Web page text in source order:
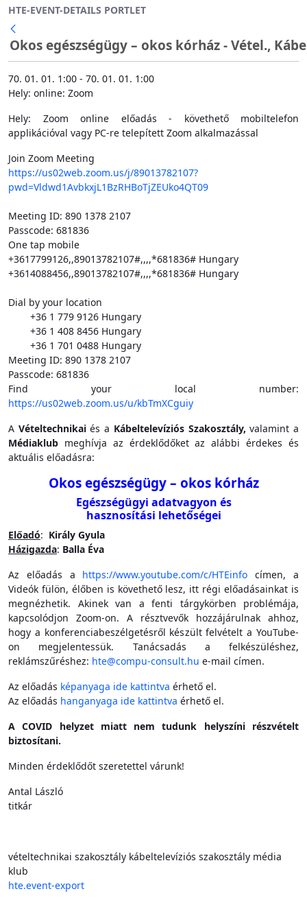
Ugrás a fő tartalomhoz
HTE-EVENT-DETAILS PORTLET
Okos egészségügy – okos kórház - Vétel.,
70. 01. 01. 1:00 - 70. 01. 01. 1:00
Hely: online: Zoom
Hely: Zoom online előadás - követhető mobiltelefon
applikációval vagy PC-re telepített Zoom alkalmazással
Join Zoom Meeting
https://us02web.zoom.us/j/89013782107?
pwd=Vldwd1AvbkxjL1BzRHBoTjZEUko4QT09
Meeting ID: 890 1378 2107
Passcode: 681836
One tap mobile
+3617799126,,89013782107#,,,,*681836# Hungary
+3614088456,,89013782107#,,,,*681836# Hungary
Dial by your location
+36 1 779 9126 Hungary
+36 1 408 8456 Hungary
+36 1 701 0488 Hungary
Meeting ID: 890 1378 2107
Passcode: 681836
Find your local number:
https://us02web.zoom.us/u/kbTmXCguiy
A Vételtechnikaiés a Kábeltelevíziós Szakosztály, valamint a
Médiaklub meghívja az érdeklődőket az alábbi érdekes és
aktuális előadásra:
Okos egészségügy – okos kórház
Egészségügyi adatvagyon és
hasznosítási lehetőségei
Előadó: Király Gyula
Házigazda: Balla Éva
Az előadás a https://www.youtube.com/c/HTEinfo címen, a
Videók fülön, élőben is követhető lesz, itt régi előadásainkat is
megnézhetik. Akinek van a fenti tárgykörben problémája,
kapcsolódjon Zoom-on. A résztvevők hozzájárulnak ahhoz,
hogy a konferenciabeszélgetésről készült felvételt a YouTube-
on megjelentessük. Tanácsadás a felkészüléshez,
reklámszűréshez: hte@compu-consult.hu e-mail címen.
Az előadás képanyaga ide kattintva érhető el.
Az előadás hanganyaga ide kattintva érhető el.
A COVID helyzet miatt nem tudunk helyszíni részvételt
biztosítani.
Minden érdeklődőt szeretettel várunk!
Antal László
titkár
vételtechnikai szakosztály kábeltelevíziós szakosztály média
klub
hte.event-export